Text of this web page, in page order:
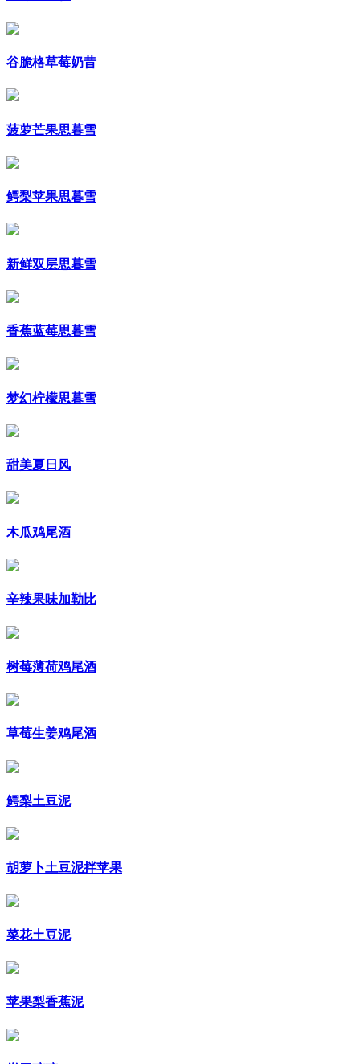
谷脆格草莓奶昔
菠萝芒果思暮雪
鳄梨苹果思暮雪
新鲜双层思暮雪
香蕉蓝莓思暮雪
梦幻柠檬思暮雪
甜美夏日风
木瓜鸡尾酒
辛辣果味加勒比
树莓薄荷鸡尾酒
草莓生姜鸡尾酒
鳄梨土豆泥
胡萝卜土豆泥拌苹果
菜花土豆泥
苹果梨香蕉泥